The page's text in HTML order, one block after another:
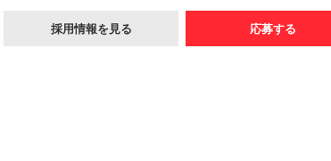
採用情報を見る 応募する